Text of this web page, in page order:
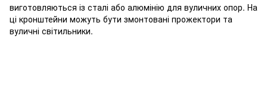
виготовляються із сталі або алюмінію для вуличних опор. На
ці кронштейни можуть бути змонтовані прожектори та
вуличні світильники.